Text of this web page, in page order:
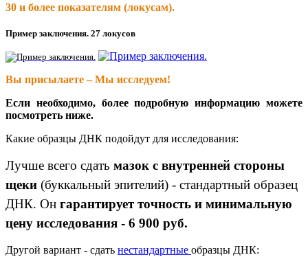
30 и более показателям (локусам).
Пример заключения. 27 локусов
Вы присылаете – Мы исследуем!
Если необходимо, более подробную информацию можете
посмотреть ниже.
Какие образцы ДНК подойдут для исследования:
Лучше всего сдать мазок с внутренней стороны
щеки (буккальный эпителий) - стандартный образец
ДНК. Он гарантирует точность и минимальную
цену исследования - 6 900 руб.
Другой вариант - сдать нестандартные образцы ДНК: